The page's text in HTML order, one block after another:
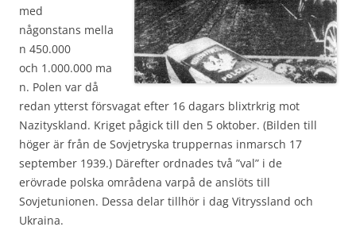
med
någonstans mella
n 450.000
och 1.000.000 ma
n. Polen var då
redan ytterst försvagat efter 16 dagars blixtrkrig mot
Nazityskland. Kriget pågick till den 5 oktober. (Bilden till
höger är från de Sovjetryska truppernas inmarsch 17
september 1939.) Därefter ordnades två ”val” i de
erövrade polska områdena varpå de anslöts till
Sovjetunionen. Dessa delar tillhör i dag Vitryssland och
Ukraina.